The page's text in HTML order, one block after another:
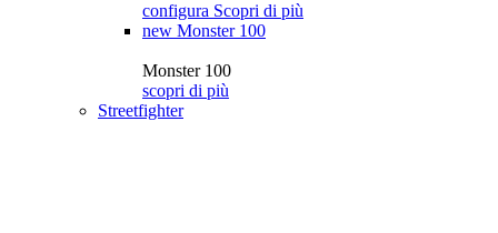
configura Scopri di più
new Monster 100
Monster 100
scopri di più
Streetfighter